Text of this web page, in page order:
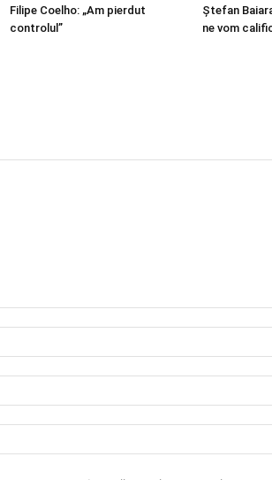
Filipe Coelho: „Am pierdut
controlul”
Ștefan
ne vom